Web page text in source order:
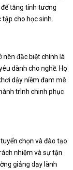
để tăng tính tương
cho học sinh.
nên đặc biệt chính là
dành cho nghề. Họ
dậy niềm đam mê
trình chinh phục
chọn và đào tạo
nhiệm và sự tận
giảng dạy lành